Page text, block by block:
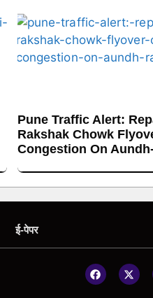
Pune Traffic Alert:
Rakshak Chowk
Congestion On
ई-पेपर